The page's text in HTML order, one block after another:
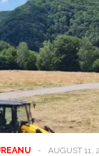
- AUGUST 11,